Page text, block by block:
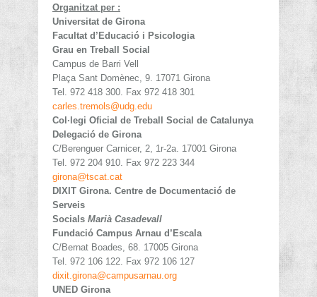
Organitzat per :
Universitat de Girona
Facultat d’Educació i Psicologia
Grau en Treball Social
Campus de Barri Vell
Plaça Sant Domènec, 9. 17071 Girona
Tel. 972 418 300. Fax 972 418 301
carles.tremols@udg.edu
Col·legi Oficial de Treball Social de Catalunya
Delegació de Girona
C/Berenguer Carnicer, 2, 1r-2a. 17001 Girona
Tel. 972 204 910. Fax 972 223 344
girona@tscat.cat
DIXIT Girona. Centre de Documentació de
Serveis
Socials Marià Casadevall
Fundació Campus Arnau d’Escala
C/Bernat Boades, 68. 17005 Girona
Tel. 972 106 122. Fax 972 106 127
dixit.girona@campusarnau.org
UNED Girona